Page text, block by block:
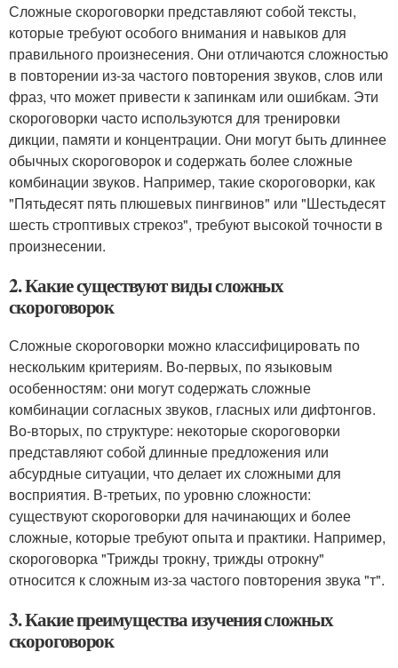
Сложные скороговорки представляют собой тексты,
которые требуют особого внимания и навыков для
правильного произнесения. Они отличаются сложностью
в повторении из-за частого повторения звуков, слов или
фраз, что может привести к запинкам или ошибкам. Эти
скороговорки часто используются для тренировки
дикции, памяти и концентрации. Они могут быть длиннее
обычных скороговорок и содержать более сложные
комбинации звуков. Например, такие скороговорки, как
"Пятьдесят пять плюшевых пингвинов" или "Шестьдесят
шесть строптивых стрекоз", требуют высокой точности в
произнесении.
2. Какие существуют виды сложных
скороговорок
Сложные скороговорки можно классифицировать по
нескольким критериям. Во-первых, по языковым
особенностям: они могут содержать сложные
комбинации согласных звуков, гласных или дифтонгов.
Во-вторых, по структуре: некоторые скороговорки
представляют собой длинные предложения или
абсурдные ситуации, что делает их сложными для
восприятия. В-третьих, по уровню сложности:
существуют скороговорки для начинающих и более
сложные, которые требуют опыта и практики. Например,
скороговорка "Трижды трокну, трижды отрокну"
относится к сложным из-за частого повторения звука "т".
3. Какие преимущества изучения сложных
скороговорок